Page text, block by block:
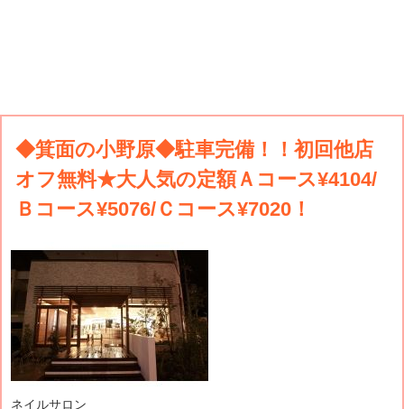
◆箕面の小野原◆駐車完備！！初回他店
オフ無料★大人気の定額Ａコース¥4104/
Ｂコース¥5076/Ｃコース¥7020！
ネイルサロン